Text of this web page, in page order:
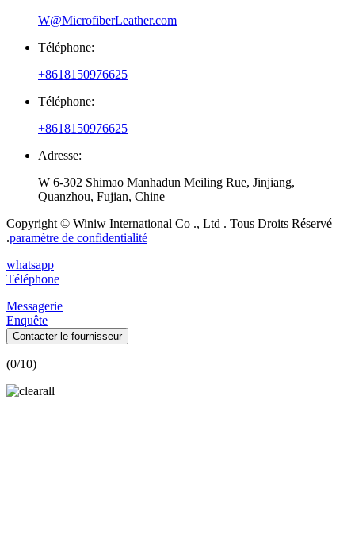
W@MicrofiberLeather.com
Téléphone:
+8618150976625
Téléphone:
+8618150976625
Adresse:
W 6-302 Shimao Manhadun Meiling Rue, Jinjiang,
Quanzhou, Fujian, Chine
Copyright © Winiw International Co ., Ltd . Tous Droits Réservé
.paramètre de confidentialité
whatsapp
Téléphone
Messagerie
Enquête
Contacter le fournisseur
(0/10)